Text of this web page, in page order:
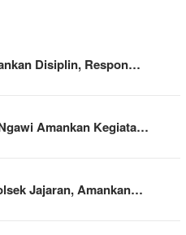
Disiplin, Respon…
Amankan Kegiata…
Jajaran, Amankan…